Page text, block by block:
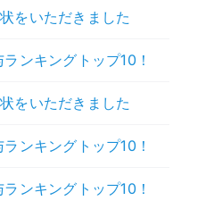
をいただきました
ンキングトップ10！
をいただきました
ンキングトップ10！
ンキングトップ10！